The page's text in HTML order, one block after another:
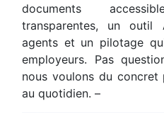
documents
transparentes, un outil
agents et un pilotage
employeurs. Pas
nous voulons du
au quotidien. –